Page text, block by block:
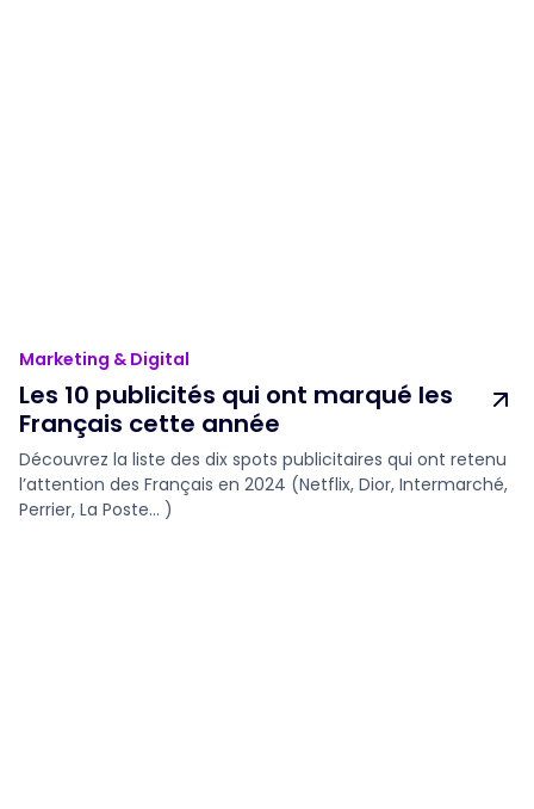
Marketing & Digital
Les 10 publicités qui ont marqué les
Français cette année
Découvrez la liste des dix spots publicitaires qui ont retenu
l’attention des Français en 2024 (Netflix, Dior, Intermarché,
Perrier, La Poste... )